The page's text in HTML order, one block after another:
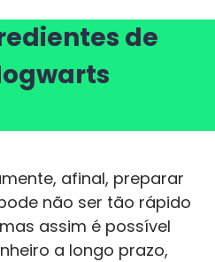
de
afinal, preparar
não ser tão rápido
assim é possível
a longo prazo,